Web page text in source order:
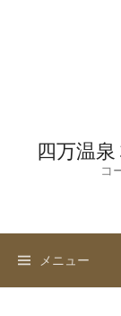
四万温
コ
メニュー